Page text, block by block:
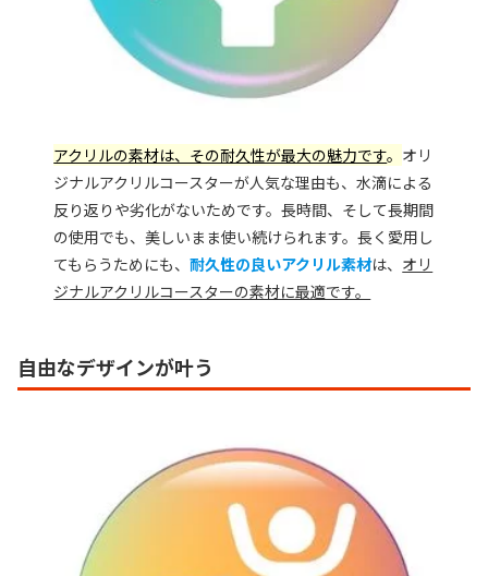
アクリルの素材は、その耐久性が最大の魅力です。 オリ
ジナルアクリルコースターが人気な理由も、水滴による
反り返りや劣化がないためです。長時間、そして長期間
の使用でも、美しいまま使い続けられます。長く愛用し
てもらうためにも、耐久性の良いアクリル素材は、 オリ
ジナルアクリルコースターの素材に最適です。
自由なデザインが叶う